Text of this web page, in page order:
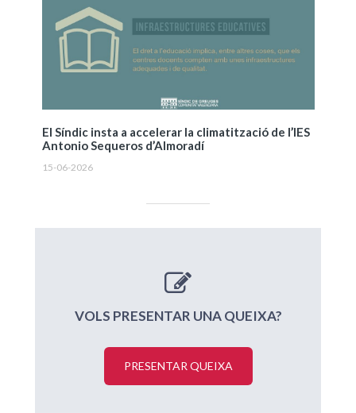
El Síndic insta a accelerar la climatització de l’IES
Antonio Sequeros d’Almoradí
15-06-2026
VOLS PRESENTAR UNA QUEIXA?
PRESENTAR QUEIXA